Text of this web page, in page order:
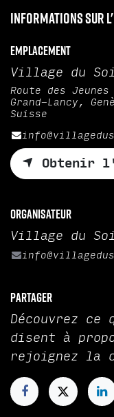
Informations sur
Emplacement
Village du
Route des Jeunes
Grand-Lancy,
Suisse
Obtenir
Organisateur
Village du
Partager
Découvrez
disent à
rejoignez la